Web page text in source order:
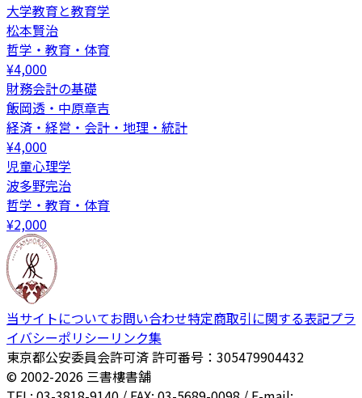
大学教育と教育学
松本賢治
哲学・教育・体育
¥4,000
財務会計の基礎
飯岡透・中原章吉
経済・経営・会計・地理・統計
¥4,000
児童心理学
波多野完治
哲学・教育・体育
¥2,000
当サイトについてお問い合わせ特定商取引に関する表記プラ
イバシーポリシー リンク集
東京都公安委員会許可済 許可番号：305479904432
© 2002-2026 三書樓書舗